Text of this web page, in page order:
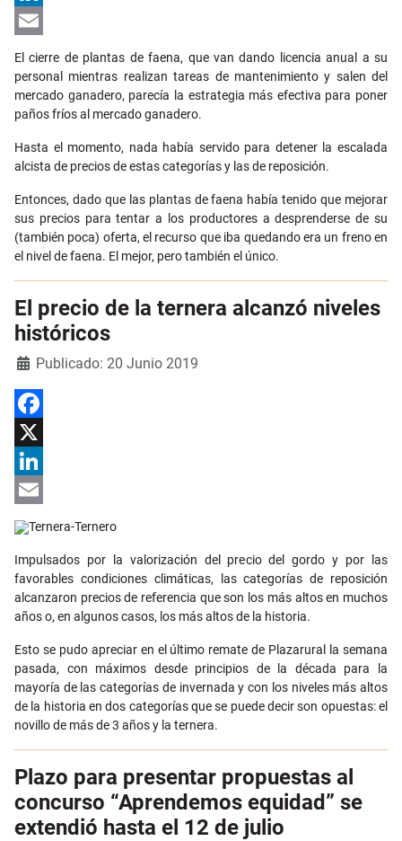
LinkedIn
Email
El cierre de plantas de faena, que van dando licencia anual a su
personal mientras realizan tareas de mantenimiento y salen del
mercado ganadero, parecía la estrategia más efectiva para poner
paños fríos al mercado ganadero.
Hasta el momento, nada había servido para detener la escalada
alcista de precios de estas categorías y las de reposición.
Entonces, dado que las plantas de faena había tenido que mejorar
sus precios para tentar a los productores a desprenderse de su
(también poca) oferta, el recurso que iba quedando era un freno en
el nivel de faena. El mejor, pero también el único.
El precio de la ternera alcanzó niveles
históricos
Detalles
Publicado: 20 Junio 2019
Facebook
X
LinkedIn
Email
Impulsados por la valorización del precio del gordo y por las
favorables condiciones climáticas, las categorías de reposición
alcanzaron precios de referencia que son los más altos en muchos
años o, en algunos casos, los más altos de la historia.
Esto se pudo apreciar en el último remate de Plazarural la semana
pasada, con máximos desde principios de la década para la
mayoría de las categorías de invernada y con los niveles más altos
de la historia en dos categorías que se puede decir son opuestas: el
novillo de más de 3 años y la ternera.
Plazo para presentar propuestas al
concurso “Aprendemos equidad” se
extendió hasta el 12 de julio